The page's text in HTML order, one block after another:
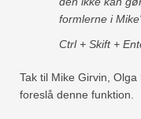
formlerne i
Ctrl + Skift +
Tak til Mike Girvin,
foreslå denne funktion.